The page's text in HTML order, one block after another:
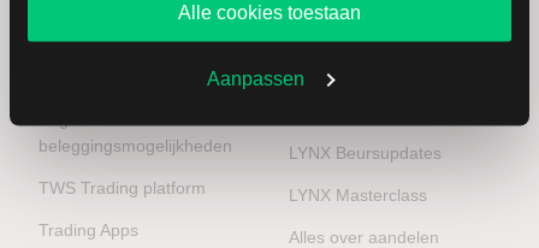
Alle cookies toestaan
Aanpassen
Online beleggen
beleggingsmogelijkheden
TWS Trading platform
Trading Apps
Educatie &
inspiratie
LYNX Beursupdates
LYNX Masterclass
Alles over aandelen